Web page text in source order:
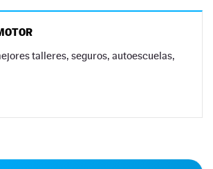
talleres, seguros, autoescuelas,